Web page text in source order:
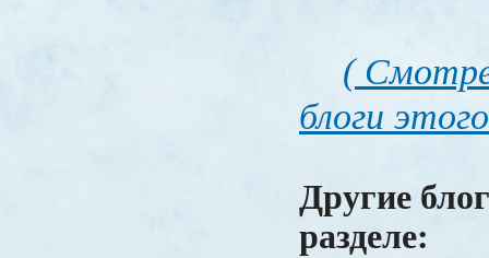
(
блоги
Другие
разделе: